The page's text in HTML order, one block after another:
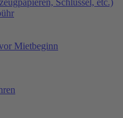
Mietbeginn